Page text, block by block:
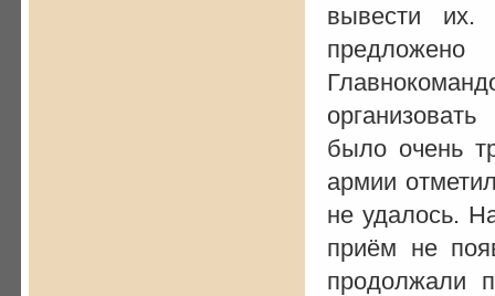
вывести их.
было очень
армии
не удалось.
приём не
продолжали